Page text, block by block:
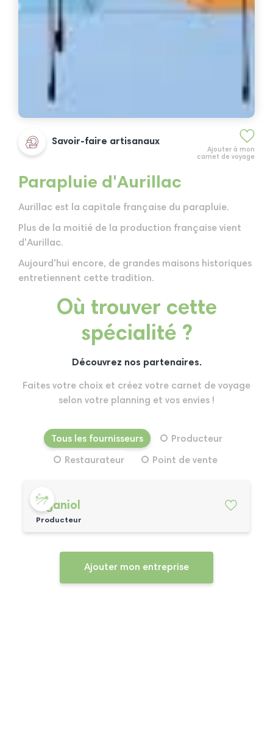
Ajouter à mon
carnet de voyage
Savoir-faire artisanaux
Parapluie d'Aurillac
Aurillac est la capitale française du parapluie.
Plus de la moitié de la production française vient
d'Aurillac.
Aujourd'hui encore, de grandes maisons historiques
entretiennent cette tradition.
Où trouver cette
spécialité ?
Découvrez nos partenaires.
Faites votre choix et créez votre carnet de voyage
selon votre planning et vos envies !
Tous les fournisseurs Producteur
Restaurateur Point de vente
Piganiol
Producteur
Ajouter mon entreprise